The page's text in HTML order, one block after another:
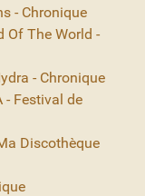
- Chronique
Of The World -
- Chronique
- Festival de
Discothèque